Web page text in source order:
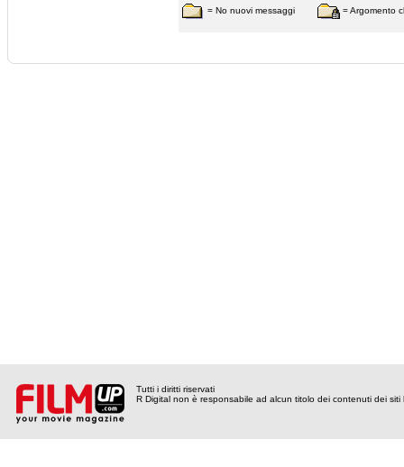
= No nuovi messaggi = Argomento
Tutti i diritti riservati
R Digital non è responsabile ad alcun titolo dei contenuti dei siti